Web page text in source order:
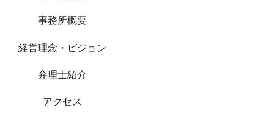
事務所概要
経営理念・ビジョン
弁理士紹介
アクセス